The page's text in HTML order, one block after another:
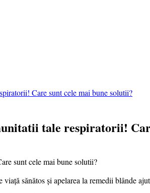
Care sunt cele mai bune solutii?
tale respiratorii!
sănătos și apelarea la remedii blânde